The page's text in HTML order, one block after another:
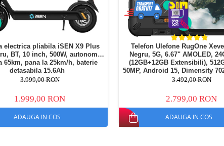
electrica pliabila iSEN X9 Plus
BT, 10 inch, 500W, autonomie
65km, pana la 25km/h, baterie
detasabila 15.6Ah
3.999,00 RON
1.999,00 RON
ADAUGA IN COS
Telefon Ulefone RugOne
Negru, 5G, 6.67" AMOLED,
(12GB+12GB Extensibili),
50MP, Android 15, Dimensity
interschimbabila, Camera
3.492,00 RON
2.799,00 RON
ADAUGA IN COS